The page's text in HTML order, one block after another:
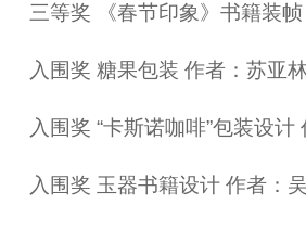
三等奖 《春节印象》书籍装
入围奖 糖果包装 作者：苏亚
入围奖 “卡斯诺咖啡”包装设
入围奖 玉器书籍设计 作者：